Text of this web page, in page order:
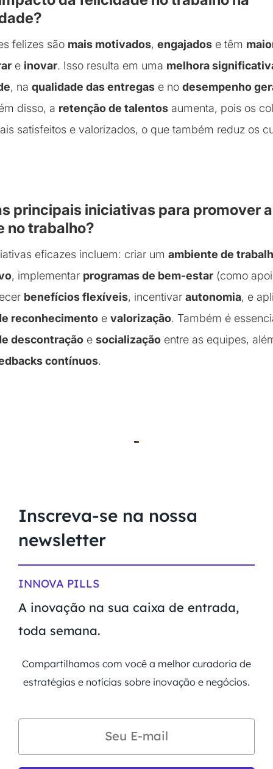
felizes são mais motivados, engajados e têm
e inovar. Isso resulta em uma melhora
, na qualidade das entregas e no desempenho
disso, a retenção de talentos aumenta, pois os
satisfeitos e valorizados, o que também reduz os
principais iniciativas para promover a
no trabalho?
eficazes incluem: criar um ambiente de
, implementar programas de bem-estar (como
benefícios flexíveis, incentivar autonomia, e
reconhecimento e valorização. Também é
descontração e socialização entre as equipes,
contínuos.
Inscreva-se na nossa
newsletter
INNOVA PILLS
A inovação na sua caixa de entrada,
toda semana.
Compartilhamos com você a melhor curadoria de
estratégias e notícias sobre inovação e negócios.